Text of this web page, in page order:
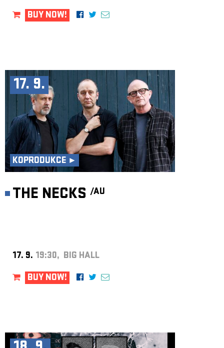
BUY NOW!
17. 9.
KOPRODUKCE ►
THE NECKS /AU
17. 9. 19:30, BIG HALL
BUY NOW!